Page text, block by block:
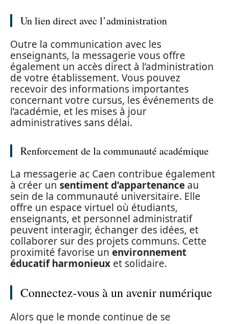
Un lien direct avec l’administration
Outre la communication avec les
enseignants, la messagerie vous offre
également un accès direct à l’administration
de votre établissement. Vous pouvez
recevoir des informations importantes
concernant votre cursus, les événements de
l’académie, et les mises à jour
administratives sans délai.
Renforcement de la communauté académique
La messagerie ac Caen contribue également
à créer un sentiment d’appartenance au
sein de la communauté universitaire. Elle
offre un espace virtuel où étudiants,
enseignants, et personnel administratif
peuvent interagir, échanger des idées, et
collaborer sur des projets communs. Cette
proximité favorise un environnement
éducatif harmonieux et solidaire.
Connectez-vous à un avenir numérique
Alors que le monde continue de se